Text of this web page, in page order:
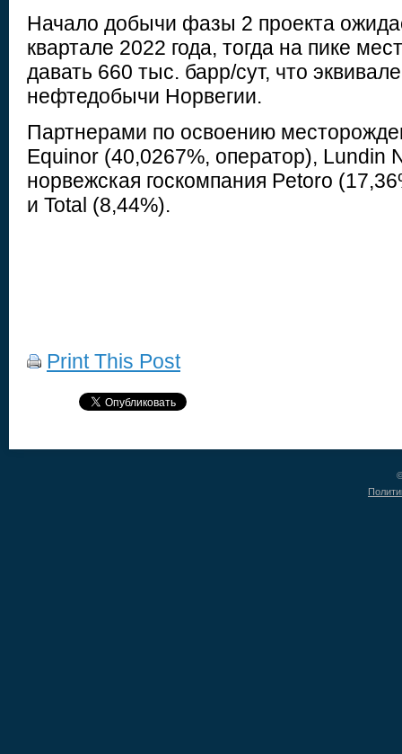
Начало добычи фазы 2 проекта
квартале 2022 года, тогда на пике
давать 660 тыс. барр/сут, что
нефтедобычи Норвегии.
Партнерами по освоению
Equinor (40,0267%, оператор), Lundin
норвежская госкомпания Petoro
и Total (8,44%).
Print This Post